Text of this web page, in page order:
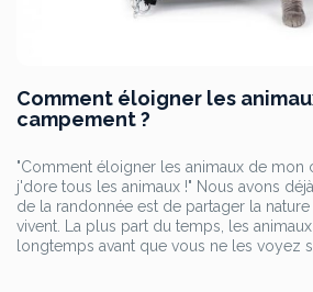
Comment éloigner les
campement ?
"Comment éloigner les animaux de mon
j'dore tous les animaux !" Nous avons
de la randonnée est de partager la
vivent. La plus part du temps, les
longtemps avant que vous ne les voyez